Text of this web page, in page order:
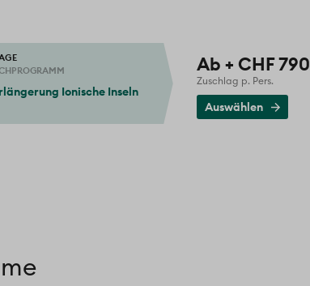
Ionische Inseln
Ab + CHF 790
Zuschlag p. Pers.
Ausgewählt
Auswählen